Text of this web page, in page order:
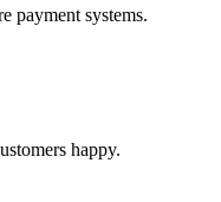
payment systems.
happy.